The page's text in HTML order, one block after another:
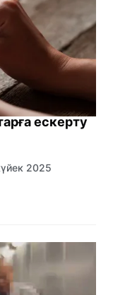
ескерту
2025